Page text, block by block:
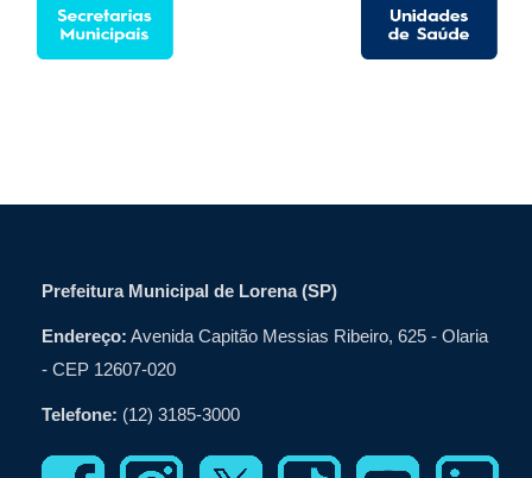
Prefeitura Municipal de Lorena (SP)
Endereço: Avenida Capitão Messias Ribeiro, 625 - Olaria
- CEP 12607-020
Telefone: (12) 3185-3000